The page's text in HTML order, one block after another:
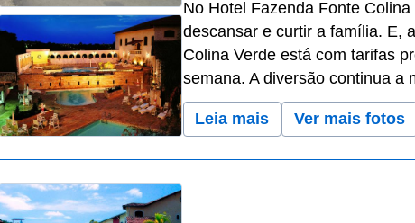
No Hotel Fazenda Fonte
descansar e curtir a família. E,
Colina Verde está com tarifas
semana. A diversão continua a
Leia mais Ver mais fotos